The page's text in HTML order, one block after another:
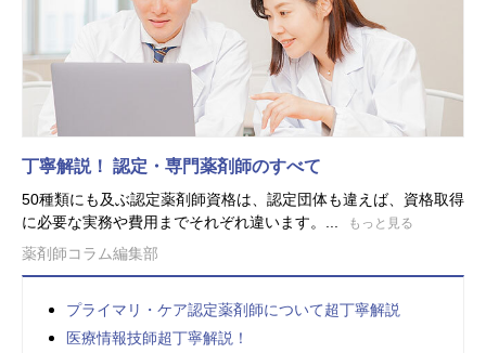
丁寧解説！ 認定・専門薬剤師のすべて
50種類にも及ぶ認定薬剤師資格は、認定団体も違えば、資格取得
に必要な実務や費用までそれぞれ違います。...
もっと見る
薬剤師コラム編集部
プライマリ・ケア認定薬剤師について超丁寧解説
医療情報技師超丁寧解説！